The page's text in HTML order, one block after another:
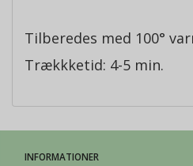
Tilberedes med 100°
Trækkketid: 4-5 min.
INFORMATIONER